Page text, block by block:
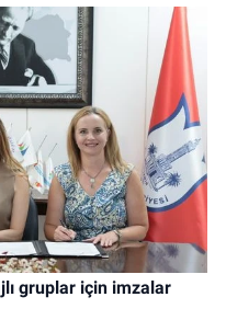
gruplar için imzalar